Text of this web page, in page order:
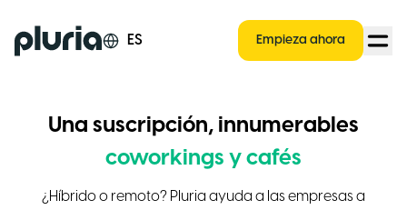
Logo Pluria ES Empieza ahora
Una suscripción, innumerables
coworkings y cafés
¿Híbrido o remoto? Pluria ayuda a las empresas a